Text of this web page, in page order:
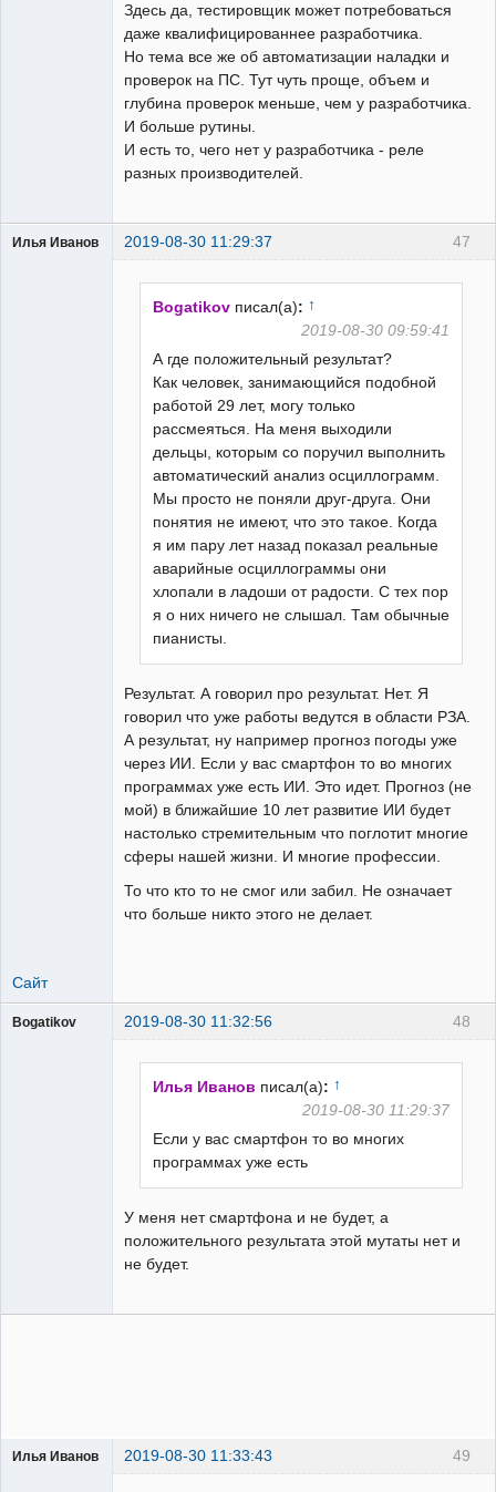
Здесь да, тестировщик может потребоваться
даже квалифицированнее разработчика.
Но тема все же об автоматизации наладки и
проверок на ПС. Тут чуть проще, объем и
глубина проверок меньше, чем у разработчика.
И больше рутины.
И есть то, чего нет у разработчика - реле
разных производителей.
47
Илья Иванов 2019-08-30 11:29:37
Bogatikov писал(а): ↑
2019-08-30 09:59:41
А где положительный результат?
Как человек, занимающийся подобной
работой 29 лет, могу только
рассмеяться. На меня выходили
дельцы, которым со поручил выполнить
автоматический анализ осциллограмм.
Мы просто не поняли друг-друга. Они
понятия не имеют, что это такое. Когда
я им пару лет назад показал реальные
аварийные осциллограммы они
хлопали в ладоши от радости. С тех пор
я о них ничего не слышал. Там обычные
пианисты.
Результат. А говорил про результат. Нет. Я
говорил что уже работы ведутся в области РЗА.
А результат, ну например прогноз погоды уже
через ИИ. Если у вас смартфон то во многих
программах уже есть ИИ. Это идет. Прогноз (не
мой) в ближайшие 10 лет развитие ИИ будет
настолько стремительным что поглотит многие
сферы нашей жизни. И многие профессии.
То что кто то не смог или забил. Не означает
что больше никто этого не делает.
Сайт
48
Bogatikov 2019-08-30 11:32:56
Илья Иванов писал(а): ↑
2019-08-30 11:29:37
Если у вас смартфон то во многих
программах уже есть
У меня нет смартфона и не будет, а
положительного результата этой мутаты нет и
не будет.
49
Илья Иванов 2019-08-30 11:33:43